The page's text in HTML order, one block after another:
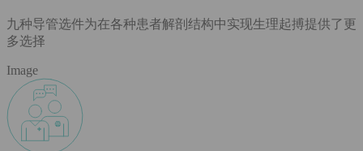
九种导管选件为在各种患者解剖结构中实现生理起搏提供了更
多选择
Image